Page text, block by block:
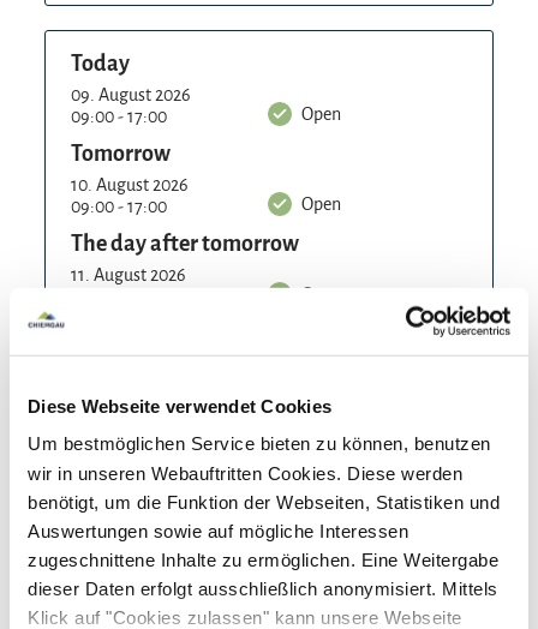
Diese Webseite verwendet Cookies
Um bestmöglichen Service bieten zu können, benutzen
wir in unseren Webauftritten Cookies. Diese werden
benötigt, um die Funktion der Webseiten, Statistiken und
Auswertungen sowie auf mögliche Interessen
zugeschnittene Inhalte zu ermöglichen. Eine Weitergabe
dieser Daten erfolgt ausschließlich anonymisiert. Mittels
Klick auf "Cookies zulassen" kann unsere Webseite
Today
09. August 2026
09:00 - 17:00
Open
Tomorrow
10. August 2026
09:00 - 17:00
Open
The day after tomorrow
11. August 2026
Open
13. August 2026
09:00 - 17:00
Open
Friday
14. August 2026
09:00 - 17:00
Open
Saturday